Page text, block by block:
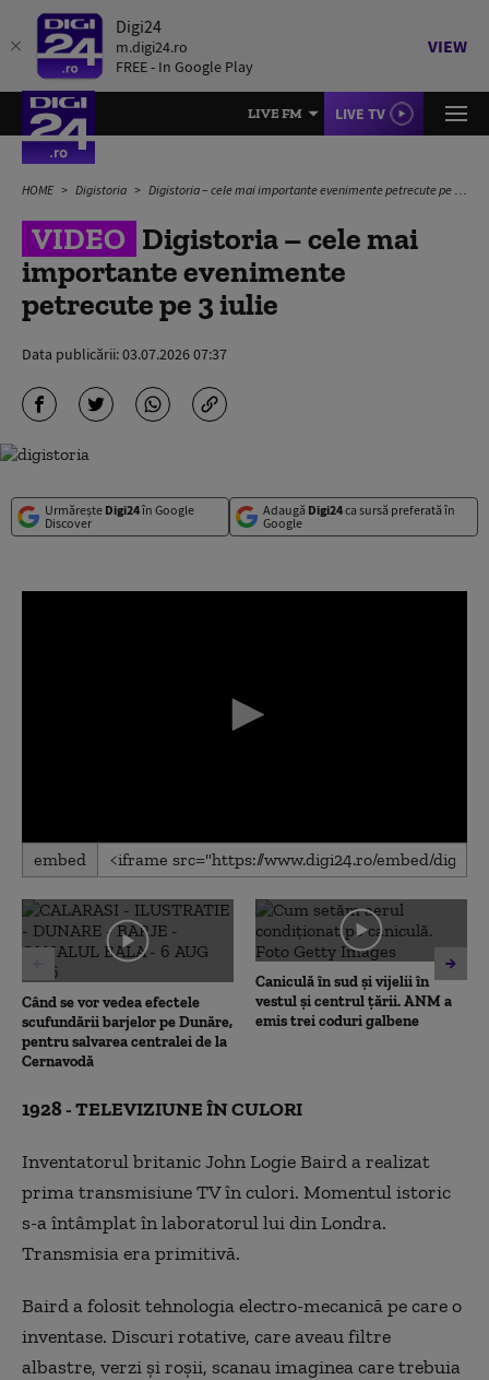
Digi24
m.digi24.ro
FREE - In Google Play
VIEW
LIVE FM LIVE TV
HOME Digistoria Digistoria – cele mai importante evenimente petrecute pe 3 iulie
VIDEO Digistoria – cele mai
importante evenimente
petrecute pe 3 iulie
Data publicării:03.07.2026 07:37
Urmărește Digi24în Google
Discover
Adaugă Digi24ca sursă preferată în
Google
0
seconds
0
seconds
embed
Când se vor vedea efectele
scufundării barjelor pe Dunăre,
pentru salvarea centralei de la
Cernavodă
Caniculă în sud și vijelii în
vestul și centrul țării. ANM a
emis trei coduri galbene
1928 - TELEVIZIUNE ÎN CULORI
Inventatorul britanic John Logie Baird a realizat
prima transmisiune TV în culori. Momentul istoric
s-a întâmplat în laboratorul lui din Londra.
Transmisia era primitivă.
Baird a folosit tehnologia electro-mecanică pe care o
inventase. Discuri rotative, care aveau filtre
albastre, verzi și roșii, scanau imaginea care trebuia